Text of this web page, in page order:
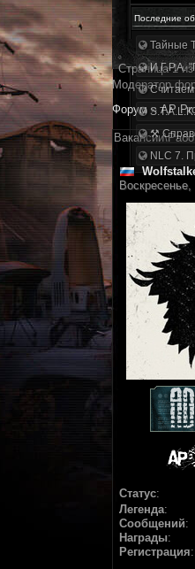
Последние
Тайные
И.Г.Р.А.
Считаем
⚒
NLC 7.
Страница1
Модератор
Форум » AP
Статус:
Легенда:
Сообщений:
Награды:
Регистрация: